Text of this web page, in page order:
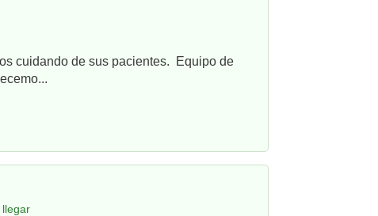
cuidando de sus pacientes. Equipo de
llegar